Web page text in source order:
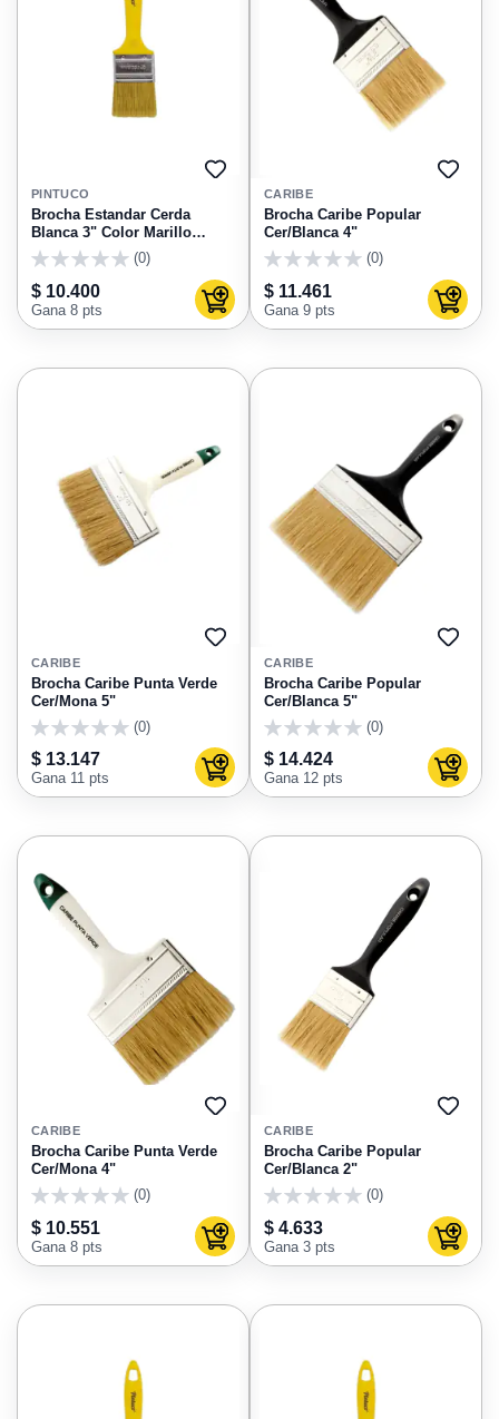
AGREGAR
FAVORITOS
PINTUCO
Brocha Estandar Cerda
Blanca 3" Color Marillo
Pintuco
(0)
$ 10.400
Gana 8 pts Agregar al carrito
CARIBE
Brocha Caribe Popular
Cer/Blanca 4"
(0)
$ 11.461
Gana 9 pts
AGREGAR
FAVORITOS
CARIBE
Brocha Caribe Punta Verde
Cer/Mona 5"
(0)
$ 13.147
Gana 11 pts Agregar al carrito
CARIBE
Brocha Caribe Popular
Cer/Blanca 5"
(0)
$ 14.424
Gana 12 pts
AGREGAR
FAVORITOS
CARIBE
Brocha Caribe Punta Verde
Cer/Mona 4"
(0)
$ 10.551
Gana 8 pts Agregar al carrito
CARIBE
Brocha Caribe Popular
Cer/Blanca 2"
(0)
$ 4.633
Gana 3 pts